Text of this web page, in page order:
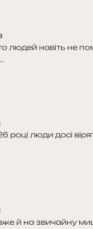
людей навіть не
люди досі
вже й на звичайну